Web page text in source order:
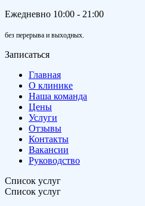
Ежедневно 10:00 - 21:00
без перерыва и выходных.
Записаться
Главная
О клинике
Наша команда
Цены
Услуги
Отзывы
Контакты
Вакансии
Руководство
Список услуг
Список услуг